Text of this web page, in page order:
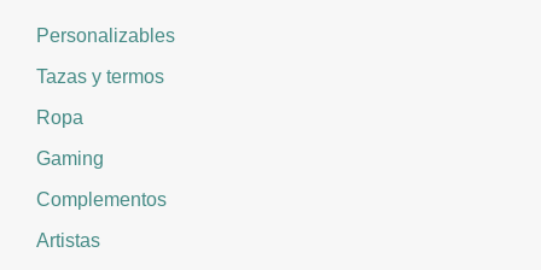
Personalizables
Tazas y termos
Ropa
Gaming
Complementos
Artistas